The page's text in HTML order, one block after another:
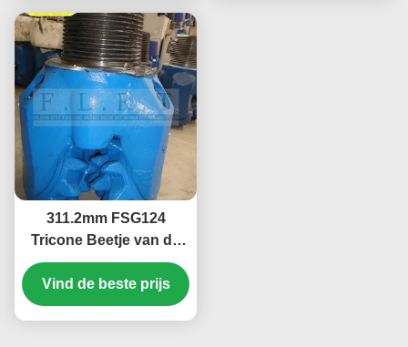
311.2mm FSG124
Tricone Beetje van de
Staaltand/Roterend
Boringsbeetje met
Rubber het Verzegelde
Vind de beste prijs